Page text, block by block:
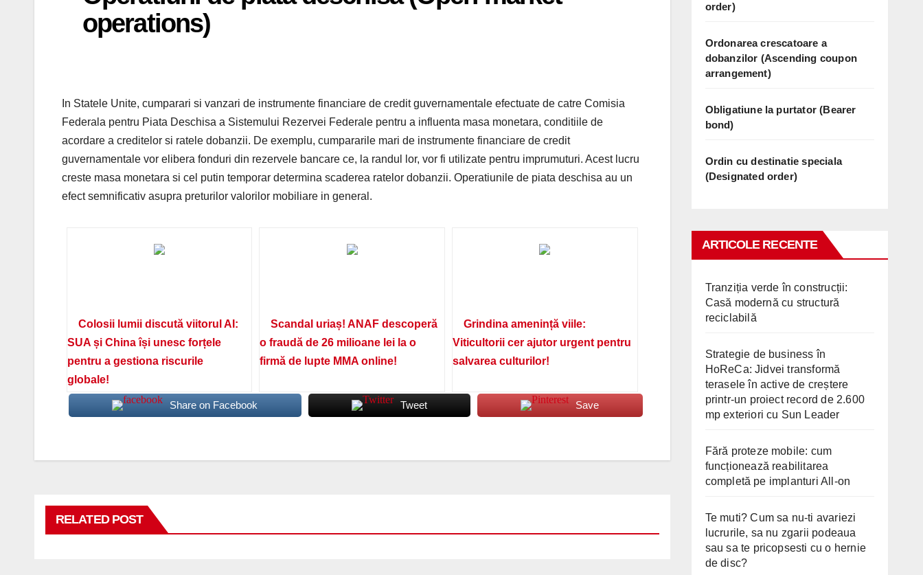
operations)
In Statele Unite, cumparari si vanzari de instrumente financiare de credit guvernamentale efectuate de catre Comisia
Federala pentru Piata Deschisa a Sistemului Rezervei Federale pentru a influenta masa monetara, conditiile de
acordare a creditelor si ratele dobanzii. De exemplu, cumpararile mari de instrumente financiare de credit
guvernamentale vor elibera fonduri din rezervele bancare ce, la randul lor, vor fi utilizate pentru imprumuturi. Acest lucru
creste masa monetara si cel putin temporar determina scaderea ratelor dobanzii. Operatiunile de piata deschisa au un
efect semnificativ asupra preturilor valorilor mobiliare in general.
Colosii lumii discută viitorul AI:
SUA și China își unesc forțele
pentru a gestiona riscurile
globale!
Scandal uriaș! ANAF descoperă
o fraudă de 26 milioane lei la o
firmă de lupte MMA online!
Grindina amenință viile:
Viticultorii cer ajutor urgent pentru
salvarea culturilor!
Share on Facebook Tweet Save
RELATED POST
order)
Ordonarea crescatoare a
dobanzilor (Ascending coupon
arrangement)
Obligatiune la purtator (Bearer
bond)
Ordin cu destinatie speciala
(Designated order)
ARTICOLE RECENTE
Tranziția verde în construcții:
Casă modernă cu structură
reciclabilă
Strategie de business în
HoReCa: Jidvei transformă
terasele în active de creștere
printr-un proiect record de 2.600
mp exteriori cu Sun Leader
Fără proteze mobile: cum
funcționează reabilitarea
completă pe implanturi All-on
Te muti? Cum sa nu-ti avariezi
lucrurile, sa nu zgarii podeaua
sau sa te pricopsesti cu o hernie
de disc?